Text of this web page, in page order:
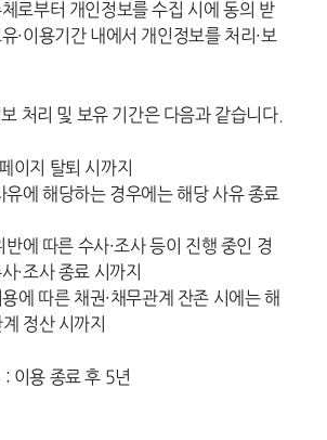
로부터 개인정보를 수집 시에 동의 받
·이용기간 내에서 개인정보를 처리·보
처리 및 보유 기간은 다음과 같습니다.
이지 탈퇴 시까지
유에 해당하는 경우에는 해당 사유 종료
에 따른 수사·조사 등이 진행 중인 경
·조사 종료 시까지
에 따른 채권·채무관계 잔존 시에는 해
정산 시까지
이용 종료 후 5년